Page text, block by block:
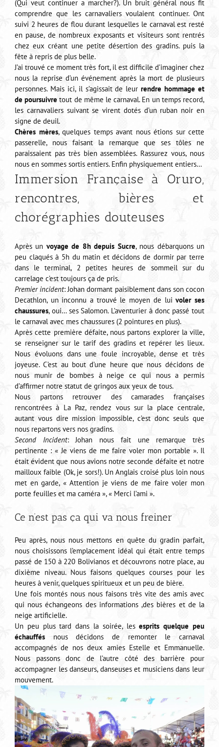
(Qui veut continuer a marcher?). Un bruit général nous fit
comprendre que les carnavaliers voulaient continuer. Ont
suivi 2 heures de flou durant lesquelles le carnaval est resté
en pause, de nombreux exposants et visiteurs sont rentrés
chez eux créant une petite désertion des gradins. puis la
fête à repris de plus belle.
J’ai trouvé ce moment très fort, il est difficile d’imaginer chez
nous la reprise d’un événement après la mort de plusieurs
personnes. Mais ici, il s’agissait de leurrendre hommage et
de poursuivre tout de même le carnaval. En un temps record,
les carnavaliers suivant se virent dotés d’un ruban noir en
signe de deuil.
Chères mères, quelques temps avant nous étions sur cette
passerelle, nous faisant la remarque que ses tôles ne
paraissaient pas très bien assemblées. Rassurez vous, nous
nous en sommes sortis entiers. Enfin physiquement entiers…
Immersion Française à Oruro,
rencontres, bières et
chorégraphies douteuses
Après un voyage de 8h depuis Sucre, nous débarquons un
peu claqués à 5h du matin et décidons de dormir par terre
dans le terminal, 2 petites heures de sommeil sur du
carrelage c’est toujours ça de pris.
Premier incident: Johan dormant paisiblement dans son cocon
Decathlon, un inconnu a trouvé le moyen de luivoler ses
chaussures, oui… ses Salomon. L’aventurier à donc passé tout
le carnaval avec mes chaussures (2 pointures en plus).
Après cette première défaite, nous partons explorer la ville,
se renseigner sur le tarif des gradins et repérer les lieux.
Nous évoluons dans une foule incroyable, dense et très
joyeuse. C’est au bout d’une heure que nous décidons de
nous munir de bombes à neige ce qui nous a permis
d’affirmer notre statut de gringos aux yeux de tous.
Nous partons retrouver des camarades françaises
rencontrées à La Paz, rendez vous sur la place centrale,
autant vous dire mission impossible, c’est donc seuls que
nous repartons vers nos gradins.
Second Incident: Johan nous fait une remarque très
pertinente : « Je viens de me faire voler mon portable ». Il
était évident que nous avions notre seconde défaite et notre
mailloux faible (Ok, je sors!). Un Anglais croisé plus loin nous
met en garde, « Attention je viens de me faire voler mon
porte feuilles et ma caméra », « Merci l’ami ».
Ce n’est pas ça qui va nous freiner
Peu après, nous nous mettons en quête du gradin parfait,
nous choisissons l’emplacement idéal qui était entre temps
passé de 150 à 220 Bolivianos et découvrons notre place, au
dixième niveau. Nous faisons quelques courses pour les
heures à venir, quelques spiritueux et un peu de bière.
Une fois montés nous nous faisons très vite des amis avec
qui nous échangeons des informations ,des bières et de la
neige artificielle.
Un peu plus tard dans la soirée, lesesprits quelque peu
échauffés nous décidons de remonter le carnaval
accompagnés de nos deux amies Estelle et Emmanuelle.
Nous passons donc de l’autre côté des barrière pour
accompagner les danseurs, danseuses et musiciens dans leur
mouvement.